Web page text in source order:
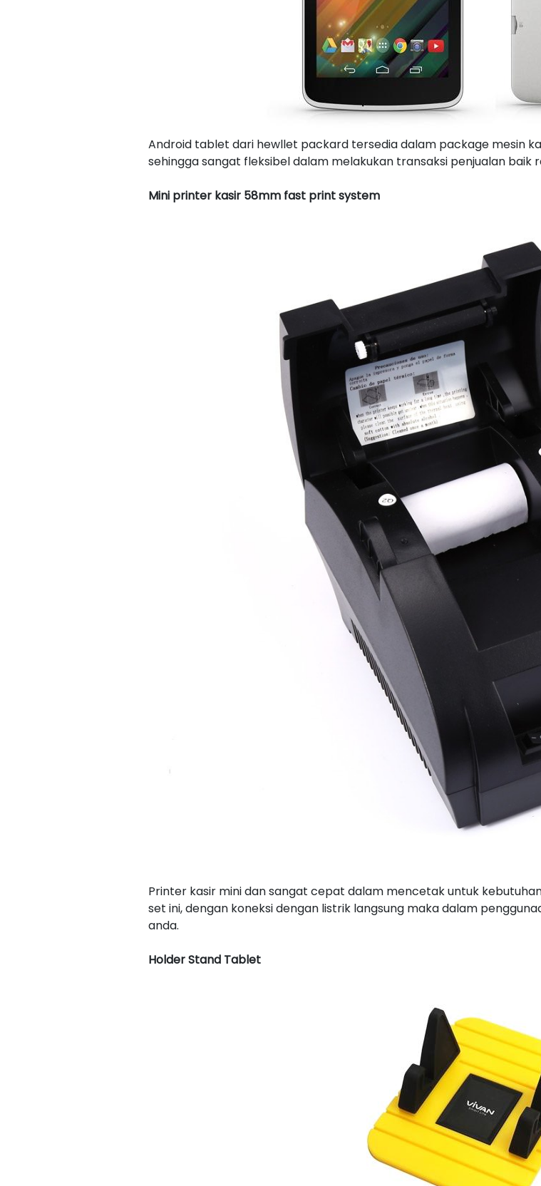
Android tablet dari hewllet packard tersedia dalam package mesin
sehingga sangat fleksibel dalam melakukan transaksi penjualan
Mini printer kasir 58mm fast print system
Printer kasir mini dan sangat cepat dalam mencetak untuk
set ini, dengan koneksi dengan listrik langsung maka dalam
anda.
Holder Stand Tablet